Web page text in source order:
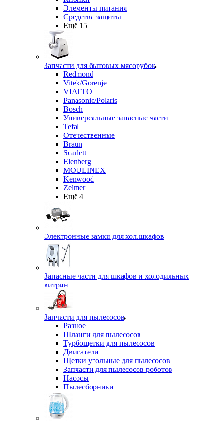
Элементы питания
Средства защиты
Ещё 15
Запчасти для бытовых мясорубок
Redmond
Vitek/Gorenje
VIATTO
Panasonic/Polaris
Bosch
Универсальные запасные части
Tefal
Отечественные
Braun
Scarlett
Elenberg
MOULINEX
Kenwood
Zelmer
Ещё 4
Электронные замки для хол.шкафов
Запасные части для шкафов и холодильных
витрин
Запчасти для пылесосов
Разное
Шланги для пылесосов
Турбощетки для пылесосов
Двигатели
Щетки угольные для пылесосов
Запчасти для пылесосов роботов
Насосы
Пылесборники